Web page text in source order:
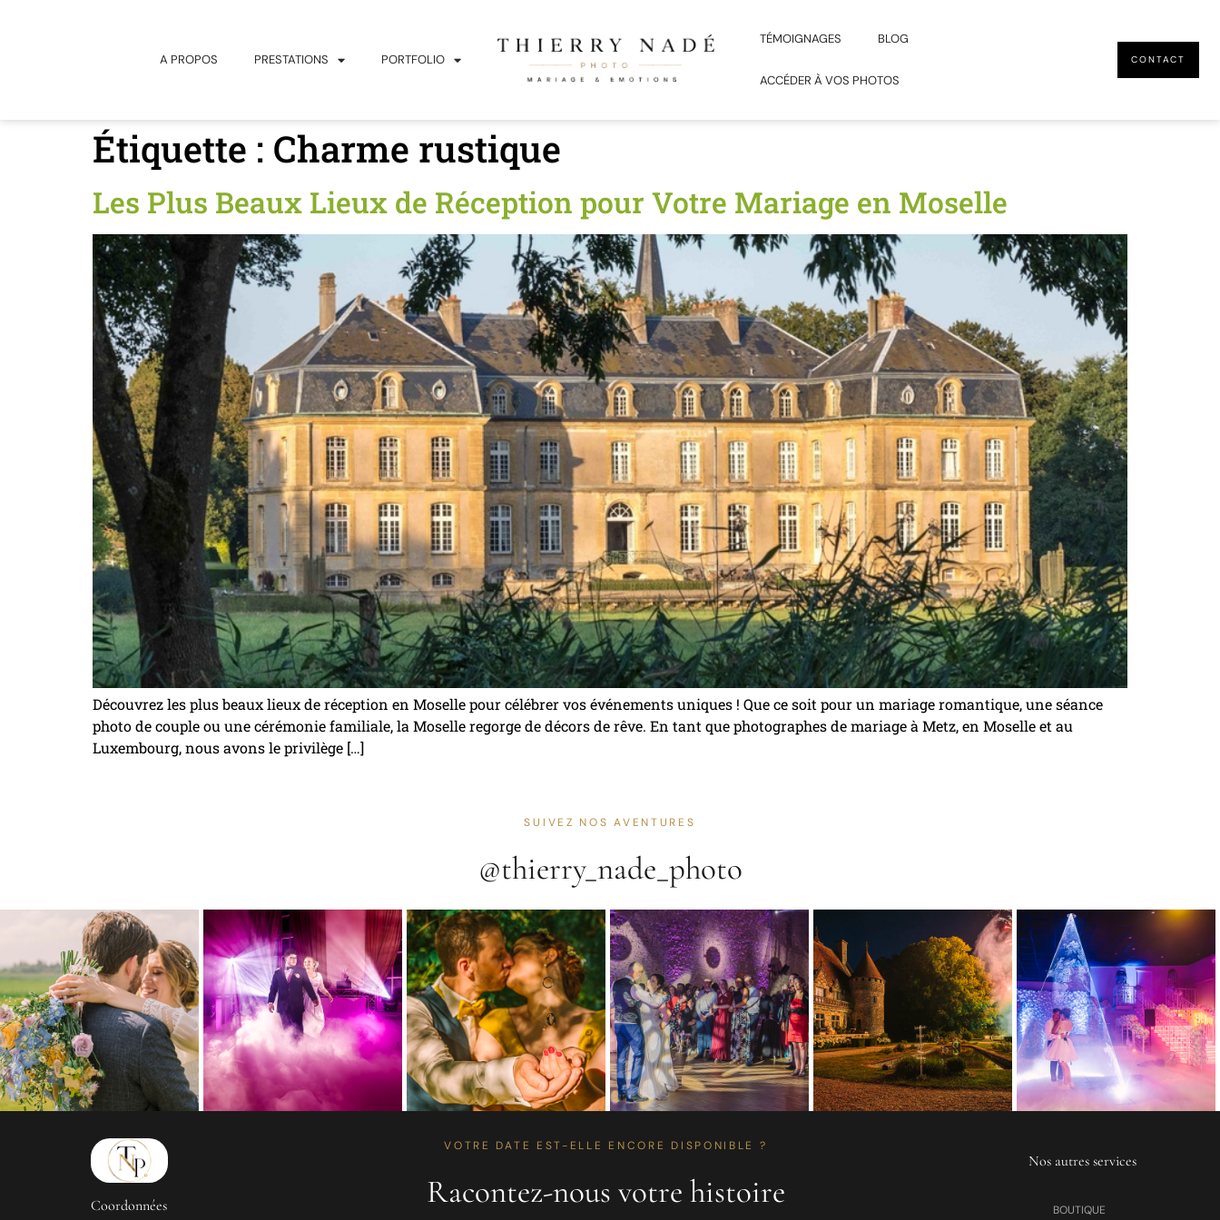
A PROPOS PRESTATIONS PORTFOLIO
TÉMOIGNAGES BLOG
ACCÉDER À VOS PHOTOS
CONTACT
Étiquette : Charme rustique
Les Plus Beaux Lieux de Réception pour Votre Mariage en Moselle
Découvrez les plus beaux lieux de réception en Moselle pour célébrer vos événements uniques ! Que ce soit pour un mariage romantique, une séance
photo de couple ou une cérémonie familiale, la Moselle regorge de décors de rêve. En tant que photographes de mariage à Metz, en Moselle et au
Luxembourg, nous avons le privilège […]
SUIVEZ NOS AVENTURES
@thierry_nade_photo
Coordonnées
VOTRE DATE EST-ELLE ENCORE DISPONIBLE ?
Racontez-nous votre histoire
Nos autres services
BOUTIQUE